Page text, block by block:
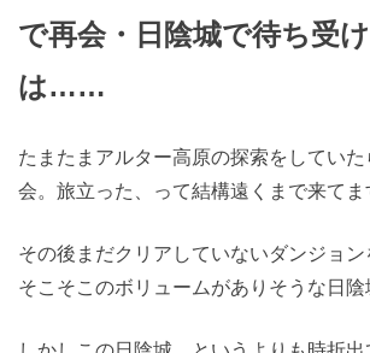
で再会・日陰城で待ち受
は……
たまたまアルター高原の探索をしてい
会。旅立った、って結構遠くまで来て
その後まだクリアしていないダンジョ
そこそこのボリュームがありそうな日陰